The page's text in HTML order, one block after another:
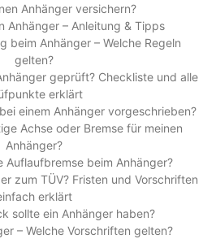
Anhänger versichern?
Anhänger – Anleitung & Tipps
beim Anhänger – Welche Regeln
gelten?
geprüft? Checkliste und alle
erklärt
einem Anhänger vorgeschrieben?
Achse oder Bremse für meinen
Anhänger?
Auflaufbremse beim Anhänger?
zum TÜV? Fristen und Vorschriften
erklärt
sollte ein Anhänger haben?
– Welche Vorschriften gelten?